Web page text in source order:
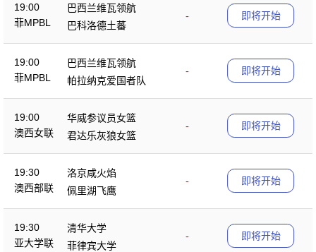
19:00
菲MPBL
巴西兰维瓦领航
-
巴科洛德土蕃
即将开始
19:00
菲MPBL
巴西兰维瓦领航
-
帕拉纳克爱国者队
即将开始
19:00
澳西女联
华威参议员女篮
-
君达乐灰狼女篮
即将开始
19:30
澳西部联
洛京咸火焰
-
佩里湖飞鹰
即将开始
19:30
亚大学联
清华大学
-
菲律宾大学
即将开始